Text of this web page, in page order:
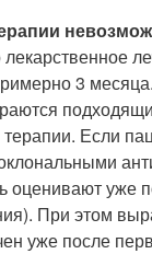
3
Если
оценивают уже
При этом
уже после